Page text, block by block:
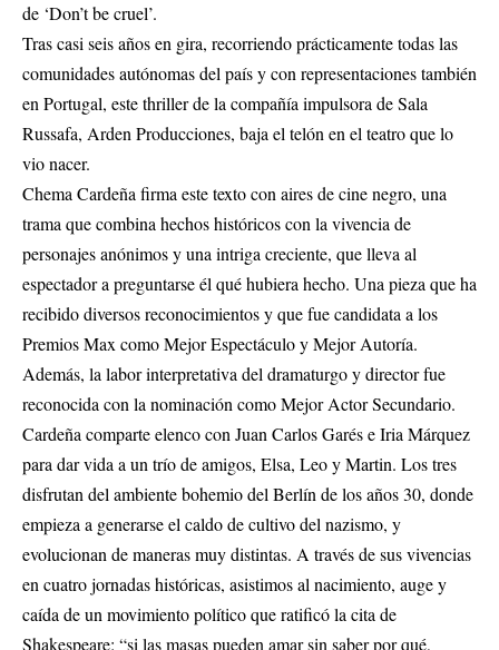
de ‘Don’t be cruel’.
Tras casi seis años en gira, recorriendo prácticamente todas las
comunidades autónomas del país y con representaciones también
en Portugal, este thriller de la compañía impulsora de Sala
Russafa, Arden Producciones, baja el telón en el teatro que lo
vio nacer.
Chema Cardeña firma este texto con aires de cine negro, una
trama que combina hechos históricos con la vivencia de
personajes anónimos y una intriga creciente, que lleva al
espectador a preguntarse él qué hubiera hecho. Una pieza que ha
recibido diversos reconocimientos y que fue candidata a los
Premios Max como Mejor Espectáculo y Mejor Autoría.
Además, la labor interpretativa del dramaturgo y director fue
reconocida con la nominación como Mejor Actor Secundario.
Cardeña comparte elenco con Juan Carlos Garés e Iria Márquez
para dar vida a un trío de amigos, Elsa, Leo y Martin. Los tres
disfrutan del ambiente bohemio del Berlín de los años 30, donde
empieza a generarse el caldo de cultivo del nazismo, y
evolucionan de maneras muy distintas. A través de sus vivencias
en cuatro jornadas históricas, asistimos al nacimiento, auge y
caída de un movimiento político que ratificó la cita de
Shakespeare: “si las masas pueden amar sin saber por qué,